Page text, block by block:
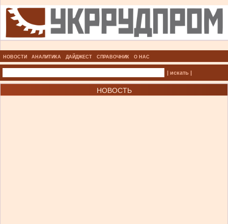
НОВОСТИ АНАЛИТИКА ДАЙДЖЕСТ СПРАВОЧНИК О НАС
| искать |
НОВОСТЬ